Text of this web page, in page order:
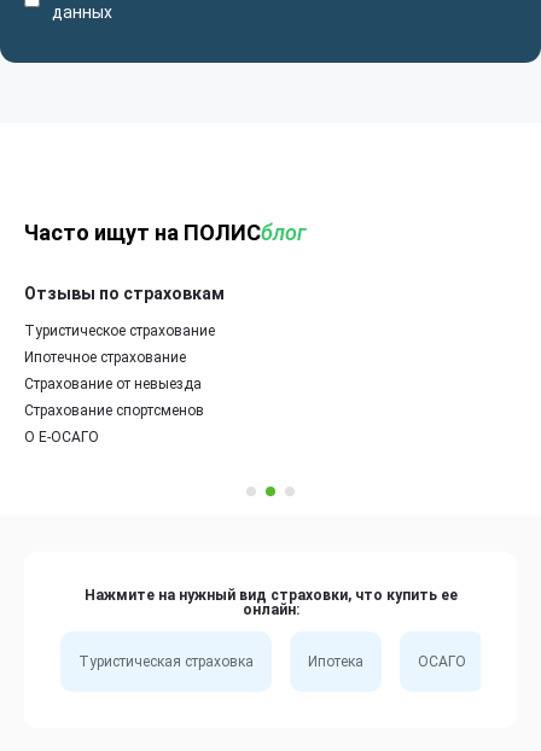
данных
Часто ищут на ПОЛИСблог
Отзывы по страховкам
Туристическое страхование
Ипотечное страхование
Страхование от невыезда
Страхование спортсменов
О Е-ОСАГО
Нажмите на нужный вид страховки, что купить ее
онлайн:
Туристическая страховка Ипотека ОСАГО